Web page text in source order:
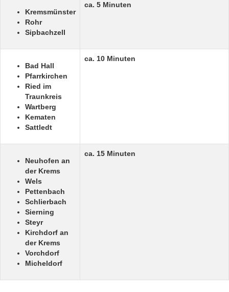
Kremsmünster
Rohr
Sipbachzell
ca. 5 Minuten
Bad Hall
Pfarrkirchen
Ried im
Traunkreis
Wartberg
Kematen
Sattledt
ca. 10 Minuten
Neuhofen an
der Krems
Wels
Pettenbach
Schlierbach
Sierning
Steyr
Kirchdorf an
der Krems
Vorchdorf
Micheldorf
ca. 15 Minuten